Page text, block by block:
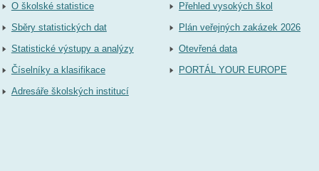
O školské statistice
Sběry statistických dat
Statistické výstupy a analýzy
Číselníky a klasifikace
Adresáře školských institucí
Přehled vysokých škol
Plán veřejných zakázek 2026
Otevřená data
PORTÁL YOUR EUROPE